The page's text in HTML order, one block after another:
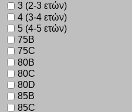
3 (2-3 ετών)
4 (3-4 ετών)
5 (4-5 ετών)
75B
75C
80B
80C
80D
85B
85C